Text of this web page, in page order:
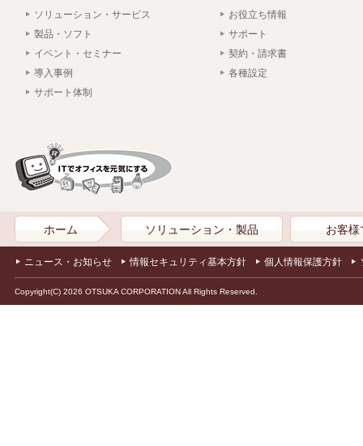
ソリューション・サービス
製品・ソフト
イベント・セミナー
導入事例
サポート体制
お役立ち情報
サポート
契約・請求書
各種設定
ホーム ソリューション・製品 お客様
ニュース・お知らせ 情報セキュリティ基本方針 個人情報保護方針
Copyright(C) 2026 OTSUKA CORPORATION All Rights Reserved.